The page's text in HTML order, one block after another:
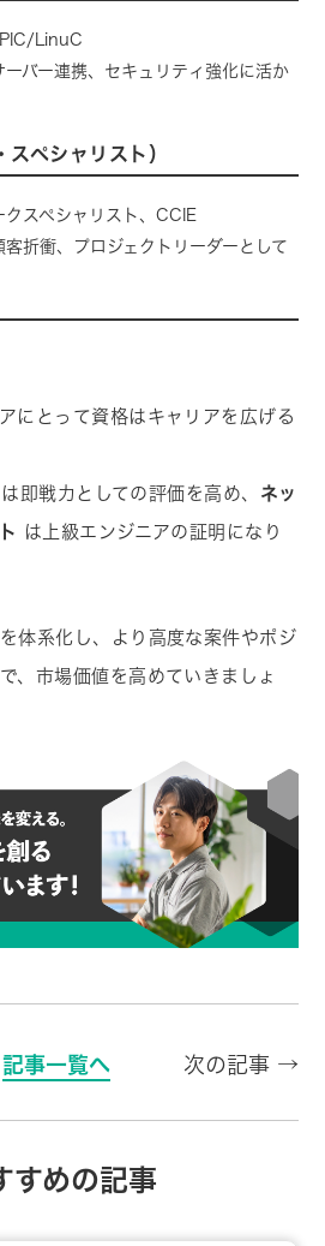
LinuC
バー連携、セキュリティ強化に活か
スペシャリスト）
クスペシャリスト、CCIE
折衝、プロジェクトリーダーとして
にとって資格はキャリアを広げる
は即戦力としての評価を高め、 ネッ
は上級エンジニアの証明になり
体系化し、より高度な案件やポジ
、市場価値を高めていきましょ
記事一覧へ 次の記事 →
すめの記事